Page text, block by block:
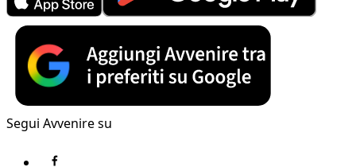
Segui Avvenire su